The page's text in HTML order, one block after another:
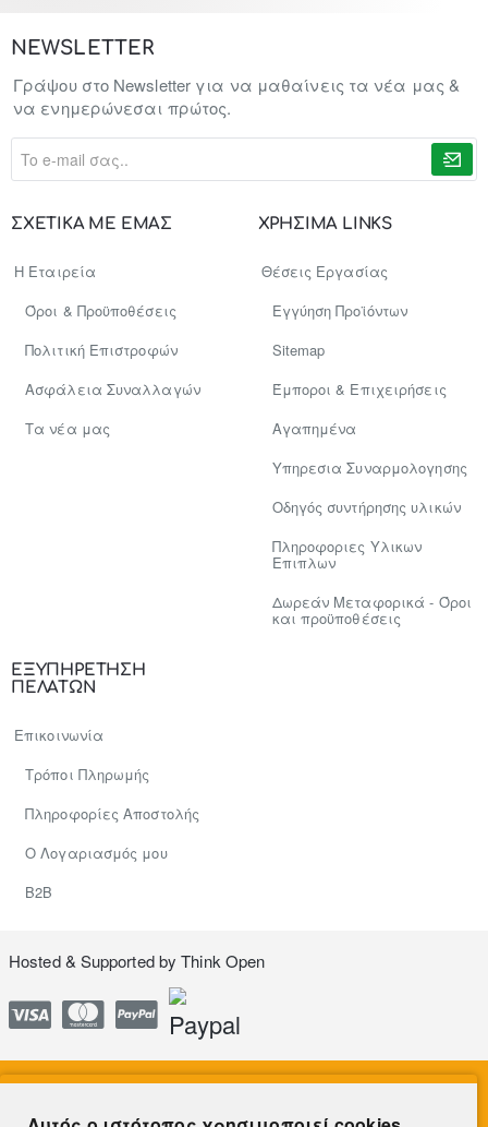
ΣΧΕΤΙΚΑ ΜΕ ΕΜΑΣ
Η Εταιρεία
Όροι & Προϋποθέσεις
Πολιτική Επιστροφών
Ασφάλεια Συναλλαγών
Tα νέα μας
ΧΡΗΣΙΜΑ LINKS
Θέσεις Εργασίας
Εγγύηση Προϊόντων
Sitemap
Έμποροι & Επιχειρήσεις
Αγαπημένα
Υπηρεσια Συναρμολογησης
Οδηγός συντήρησης υλικών
Πληροφοριες Υλικων
Επιπλων
Δωρεάν Μεταφορικά - Όροι
και προϋποθέσεις
ΕΞΥΠΗΡΕΤΗΣΗ
ΠΕΛΑΤΩΝ
Επικοινωνία
Τρόποι Πληρωμής
Πληροφορίες Αποστολής
Ο Λογαριασμός μου
Β2Β
NEWSLETTER
Γράψου στο Newsletter για να μαθαίνεις τα νέα μας &
να ενημερώνεσαι πρώτος.
σας..
Hosted & Supported by Think Open